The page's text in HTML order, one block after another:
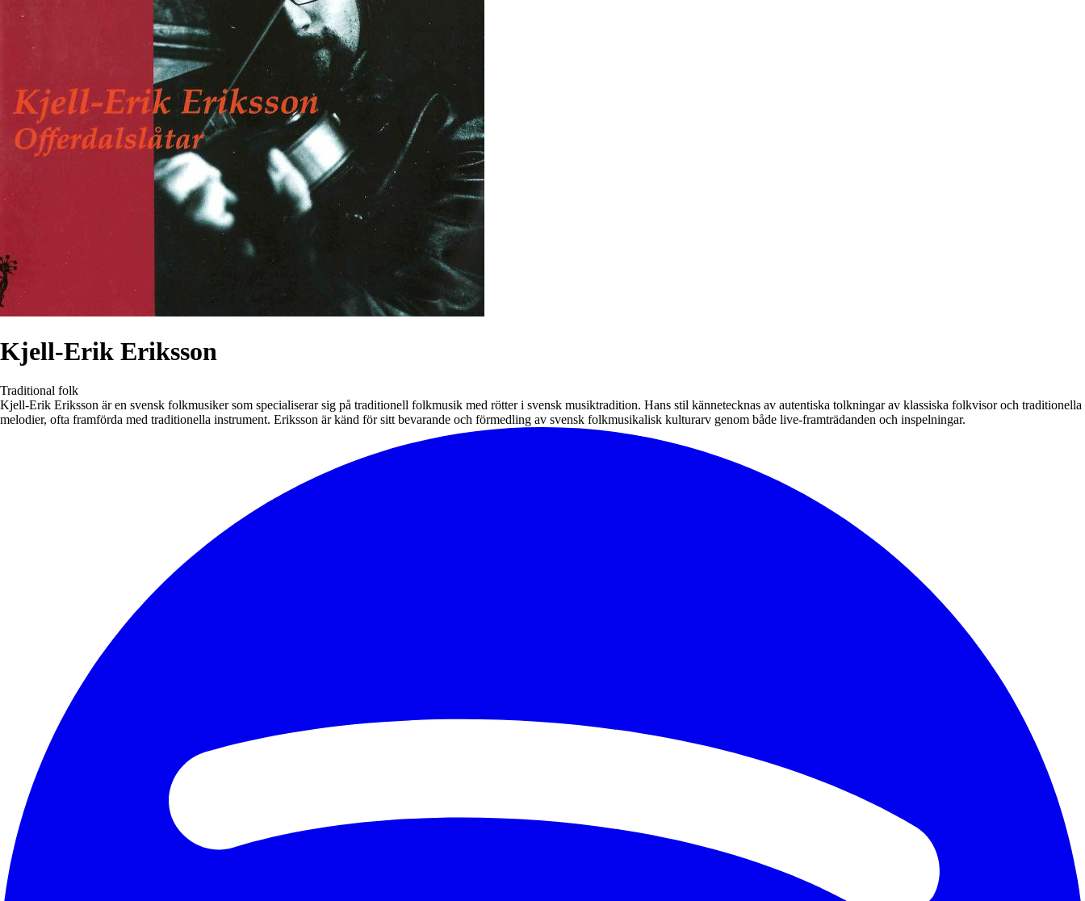
Kjell-Erik Eriksson
Traditional folk
Kjell-Erik Eriksson är en svensk folkmusiker som specialiserar sig på traditionell folkmusik med rötter i svensk musiktradition. Hans stil kännetecknas av autentiska tolkningar av klassiska folkvisor och traditionella
melodier, ofta framförda med traditionella instrument. Eriksson är känd för sitt bevarande och förmedling av svensk folkmusikalisk kulturarv genom både live-framträdanden och inspelningar.